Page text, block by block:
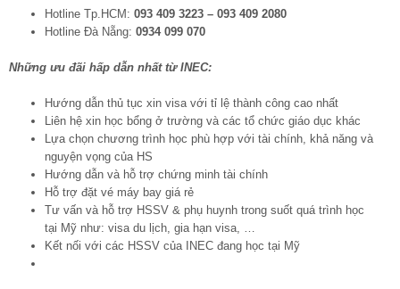
Hotline Tp.HCM: 093 409 3223 – 093 409 2080
Hotline Đà Nẵng: 0934 099 070
Những ưu đãi hấp dẫn nhất từ INEC:
Hướng dẫn thủ tục xin visa với tỉ lệ thành công cao nhất
Liên hệ xin học bổng ở trường và các tổ chức giáo dục khác
Lựa chọn chương trình học phù hợp với tài chính, khả năng và
nguyện vọng của HS
Hướng dẫn và hỗ trợ chứng minh tài chính
Hỗ trợ đặt vé máy bay giá rẻ
Tư vấn và hỗ trợ HSSV & phụ huynh trong suốt quá trình học
tại Mỹ như: visa du lịch, gia hạn visa, …
Kết nối với các HSSV của INEC đang học tại Mỹ